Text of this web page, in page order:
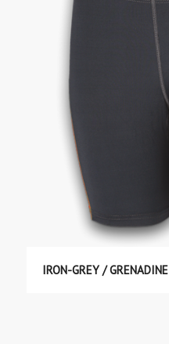
IRON-GREY / GRENADINE